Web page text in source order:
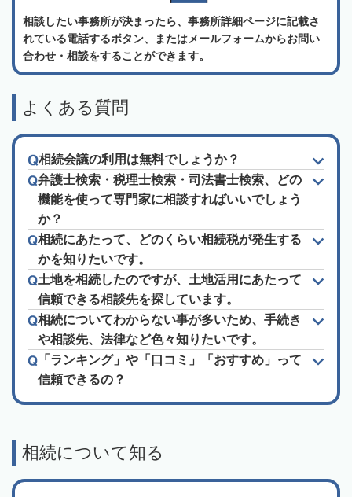
相談したい事務所が決まったら、事務所詳細ページに記載さ
れている電話するボタン、またはメールフォームからお問い
合わせ・相談をすることができます。
よくある質問
相続会議の利用は無料でしょうか？
弁護士検索・税理士検索・司法書士検索、どの
機能を使って専門家に相談すればいいでしょう
か？
相続にあたって、どのくらい相続税が発生する
かを知りたいです。
土地を相続したのですが、土地活用にあたって
信頼できる相談先を探しています。
相続についてわからない事が多いため、手続き
や相談先、法律など色々知りたいです。
「ランキング」や「口コミ」「おすすめ」って
信頼できるの？
相続について知る